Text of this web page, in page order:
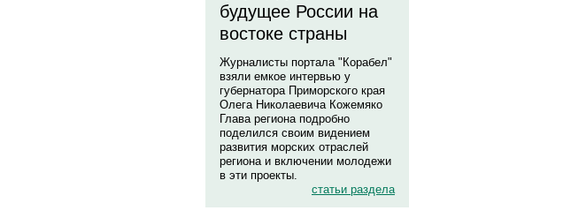
будущее России на
востоке страны
Журналисты портала "Корабел"
взяли емкое интервью у
губернатора Приморского края
Олега Николаевича Кожемяко
Глава региона подробно
поделился своим видением
развития морских отраслей
региона и включении молодежи
в эти проекты.
статьи раздела